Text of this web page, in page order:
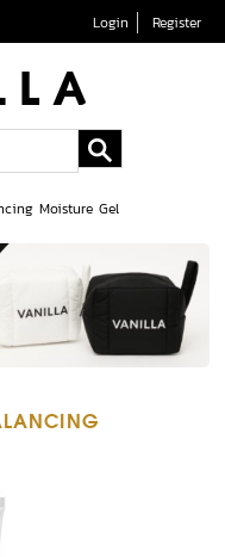
Login Register
Moisture Gel